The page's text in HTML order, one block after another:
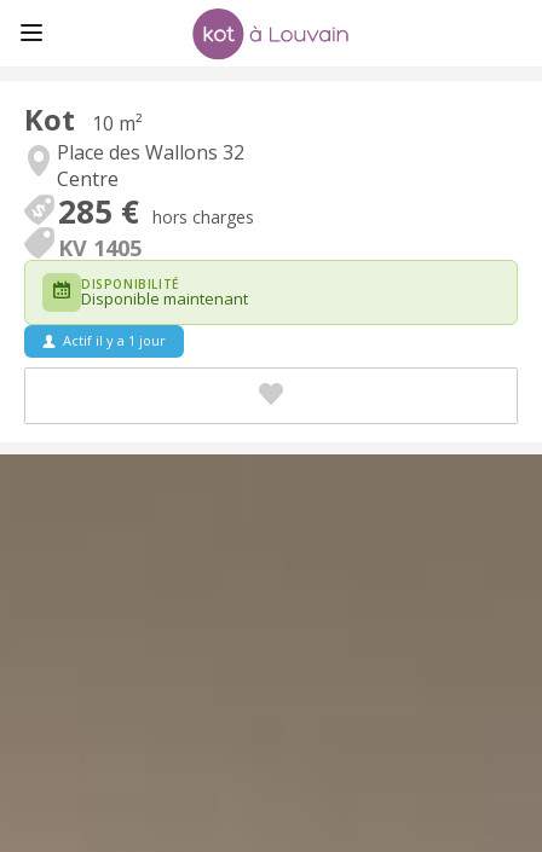
Kot
10 m²
Place des Wallons 32
Centre
285 € hors charges
KV 1405
DISPONIBILITÉ
Disponible maintenant
Actif il y a 1 jour